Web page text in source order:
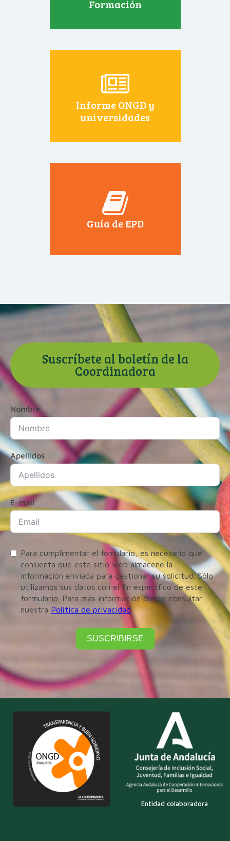
Formación
Informe ONGD y
universidades
Guía de EPD
Suscríbete al boletín de la
Coordinadora
Nombre
Apellidos
E-mail
Para cumplimentar el fomulario, es necesario que
consienta que este sitio web almacene la
información enviada para gestionar su solicitud. Sólo
utilizamos sus datos con el fin específico de este
formulario. Para más información puede consultar
nuestra Política de privacidad
SUSCRIBIRSE
Entidad colaboradora